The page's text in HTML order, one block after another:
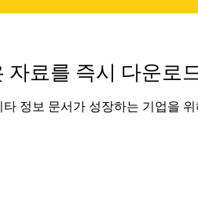
자료를 즉시 다운로
정보 문서가 성장하는 기업을